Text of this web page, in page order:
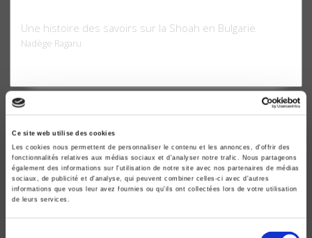
Ce site web utilise des cookies
Les cookies nous permettent de personnaliser le contenu et les annonces, d'offrir des
fonctionnalités relatives aux médias sociaux et d'analyser notre trafic. Nous partageons
également des informations sur l'utilisation de notre site avec nos partenaires de médias
sociaux, de publicité et d'analyse, qui peuvent combiner celles-ci avec d'autres
informations que vous leur avez fournies ou qu'ils ont collectées lors de votre utilisation
de leurs services.
Une histoire des savoirs sur la Shoah en Bulgarie
Nadège Ragaru